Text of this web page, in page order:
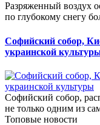
Разряженный воздух
по глубокому снегу
Софийский собор,
украинской
Софийский собор,
не только одним из
Топовые новости